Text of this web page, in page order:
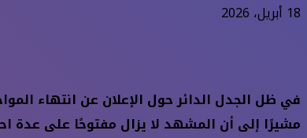
18 أبريل، 2026
في ظل الجدل الدائر حول الإعلان عن انتهاء
مشيرًا إلى أن المشهد لا يزال مفتوحًا على عدة